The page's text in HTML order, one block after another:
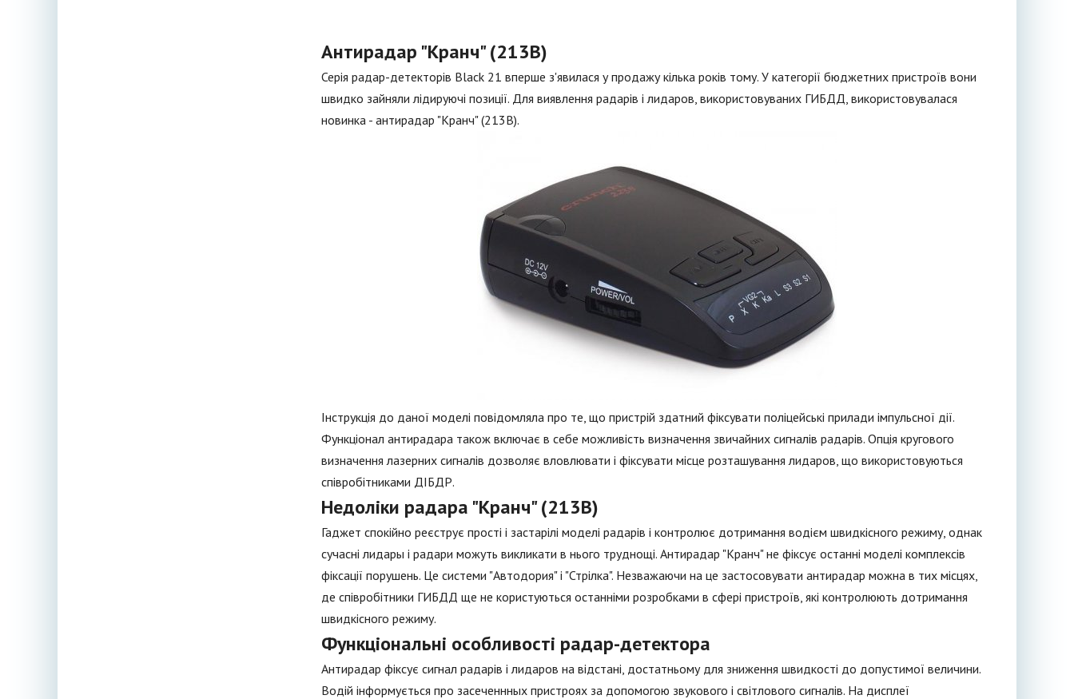
Антирадар "Кранч" (213В)
Серія радар-детекторів Black 21 вперше з'явилася у продажу кілька років тому. У категорії бюджетних пристроїв вони
швидко зайняли лідируючі позиції. Для виявлення радарів і лидаров, використовуваних ГИБДД, використовувалася
новинка - антирадар "Кранч" (213В).
Інструкція до даної моделі повідомляла про те, що пристрій здатний фіксувати поліцейські прилади імпульсної дії.
Функціонал антирадара також включає в себе можливість визначення звичайних сигналів радарів. Опція кругового
визначення лазерних сигналів дозволяє вловлювати і фіксувати місце розташування лидаров, що використовуються
співробітниками ДІБДР.
Недоліки радара "Кранч" (213В)
Гаджет спокійно реєструє прості і застарілі моделі радарів і контролює дотримання водієм швидкісного режиму, однак
сучасні лидары і радари можуть викликати в нього труднощі. Антирадар "Кранч" не фіксує останні моделі комплексів
фіксації порушень. Це системи "Автодория" і "Стрілка". Незважаючи на це застосовувати антирадар можна в тих місцях,
де співробітники ГИБДД ще не користуються останніми розробками в сфері пристроїв, які контролюють дотримання
швидкісного режиму.
Функціональні особливості радар-детектора
Антирадар фіксує сигнал радарів і лидаров на відстані, достатньому для зниження швидкості до допустимої величини.
Водій інформується про засеченнных пристроях за допомогою звукового і світлового сигналів. На дисплеї